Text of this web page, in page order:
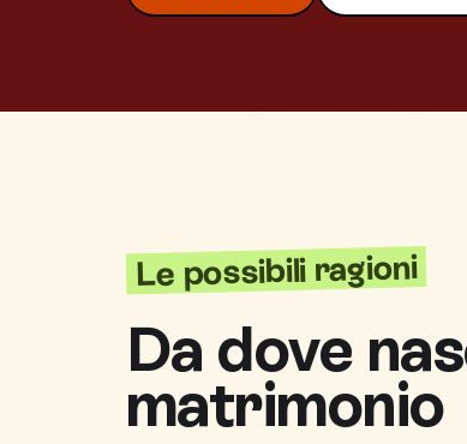
Le possibili ragioni
Da dove
matrimonio